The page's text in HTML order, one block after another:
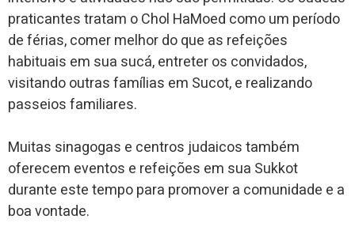
praticantes tratam o Chol HaMoed como um período
de férias, comer melhor do que as refeições
habituais em sua sucá, entreter os convidados,
visitando outras famílias em Sucot, e realizando
passeios familiares.
Muitas sinagogas e centros judaicos também
oferecem eventos e refeições em sua Sukkot
durante este tempo para promover a comunidade e a
boa vontade.